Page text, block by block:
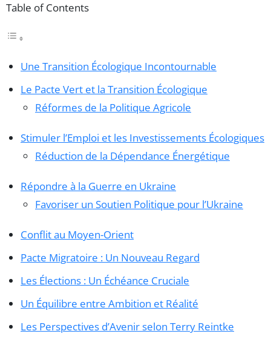
Table of Contents
Une Transition Écologique Incontournable
Le Pacte Vert et la Transition Écologique
Réformes de la Politique Agricole
Stimuler l’Emploi et les Investissements Écologiques
Réduction de la Dépendance Énergétique
Répondre à la Guerre en Ukraine
Favoriser un Soutien Politique pour l’Ukraine
Conflit au Moyen-Orient
Pacte Migratoire : Un Nouveau Regard
Les Élections : Un Échéance Cruciale
Un Équilibre entre Ambition et Réalité
Les Perspectives d’Avenir selon Terry Reintke